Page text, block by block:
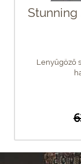
Lenyűgöző